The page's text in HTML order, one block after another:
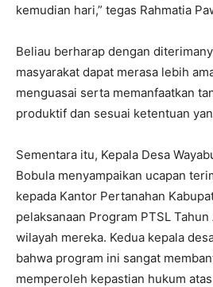
kemudian hari,” tegas Rahmatia
‎Beliau berharap dengan
masyarakat dapat merasa lebih
menguasai serta memanfaatkan
produktif dan sesuai ketentuan
‎Sementara itu, Kepala Desa
Bobula menyampaikan ucapan
kepada Kantor Pertanahan
pelaksanaan Program PTSL
wilayah mereka. Kedua kepala
bahwa program ini sangat
memperoleh kepastian hukum